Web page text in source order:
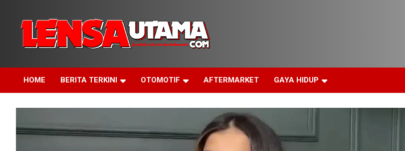
content
LensaUtama
HOME BERITA TERKINI OTOMOTIF AFTERMARKET GAYA HIDUP